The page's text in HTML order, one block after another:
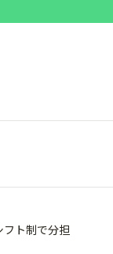
ト制で分担